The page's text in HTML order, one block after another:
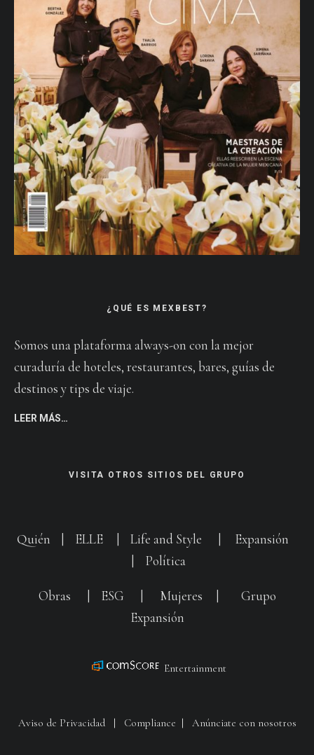
¿QUÉ ES MEXBEST?
Somos una plataforma always-on con la mejor
curaduría de hoteles, restaurantes, bares, guías de
destinos y tips de viaje.
LEER MÁS…
VISITA OTROS SITIOS DEL GRUPO
Quién ELLE Life and Style
Expansión
Política
Obras ESG Mujeres
Grupo
Expansión
Entertainment
Aviso de Privacidad| Compliance | Anúnciate con nosotros